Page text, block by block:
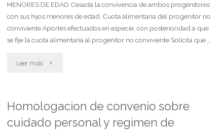
MENORES DE EDAD Cesada la convivencia de ambos progenitores
con sus hijos menores de edad. Cuota alimentaria del progenitor no
conviviente Aportes efectuados en especie, con posterioridad a que
se fije la cuota alimentaria al progenitor no conviviente Solicita que …
Leer más "Solicita
descuente
Homologacion de convenio sobre
cuidado personal y regimen de